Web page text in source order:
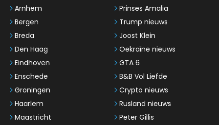
Arnhem
Bergen
Breda
Den Haag
Eindhoven
Enschede
Groningen
Haarlem
Maastricht
Prinses Amalia
Trump nieuws
Joost Klein
Oekraïne nieuws
GTA 6
B&B Vol Liefde
Crypto nieuws
Rusland nieuws
Peter Gillis